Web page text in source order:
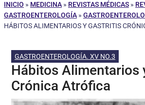
INICIO » MEDICINA » REVISTAS MÉDICAS »
GASTROENTEROLOGÍA »
HÁBITOS ALIMENTARIOS Y GASTRITIS
GASTROENTEROLOGÍA. XV NO.3
Hábitos Alimentarios
Crónica Atrófica